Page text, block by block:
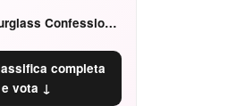
Hourglass Confession Ricaricabile Ultra Preciso Ad Alta Intensità Secretly Classic Red
completa
e vota ↓